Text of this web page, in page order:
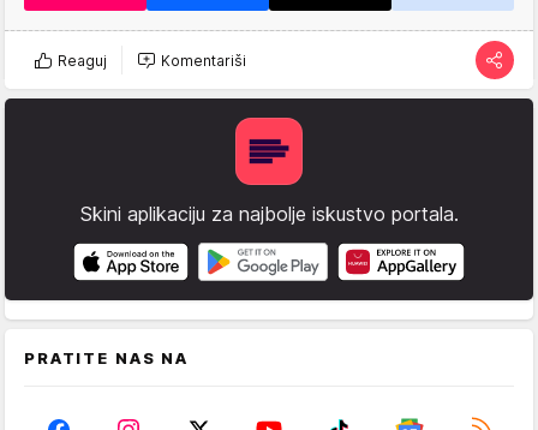
Reaguj Komentariši
Skini aplikaciju za najbolje iskustvo portala.
PRATITE NAS NA